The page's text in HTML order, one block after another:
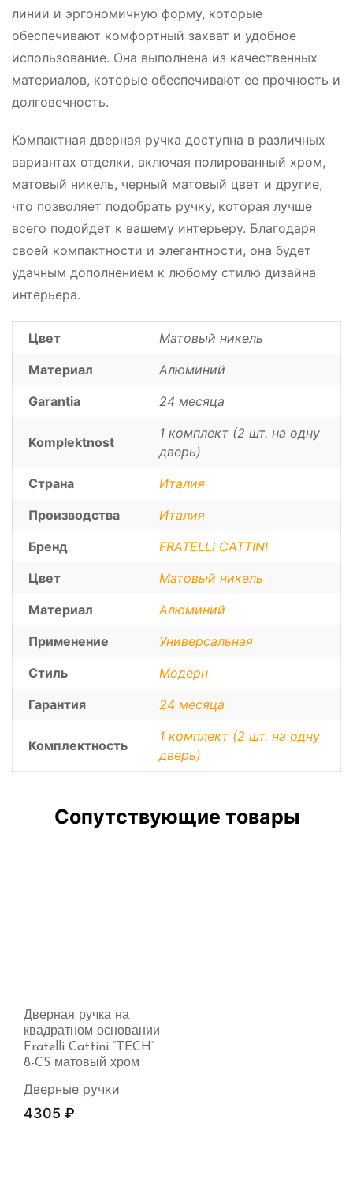
линии и эргономичную форму, которые
обеспечивают комфортный захват и удобное
использование. Она выполнена из качественных
материалов, которые обеспечивают ее прочность и
долговечность.
Компактная дверная ручка доступна в различных
вариантах отделки, включая полированный хром,
матовый никель, черный матовый цвет и другие,
что позволяет подобрать ручку, которая лучше
всего подойдет к вашему интерьеру. Благодаря
своей компактности и элегантности, она будет
удачным дополнением к любому стилю дизайна
интерьера.
Цвет
Матовый никель
Материал
Алюминий
Garantia
24 месяца
Komplektnost
1 комплект (2 шт. на одну
дверь)
Страна
Италия
Производства
Италия
Бренд
FRATELLI CATTINI
Цвет
Матовый никель
Материал
Алюминий
Применение
Универсальная
Стиль
Модерн
Гарантия
24 месяца
Комплектность
1 комплект (2 шт. на одну
дверь)
Сопутствующие товары
Дверная ручка на
квадратном основании
Fratelli Cattini “TECH”
8-CS матовый хром
Дверные ручки
4305 ₽